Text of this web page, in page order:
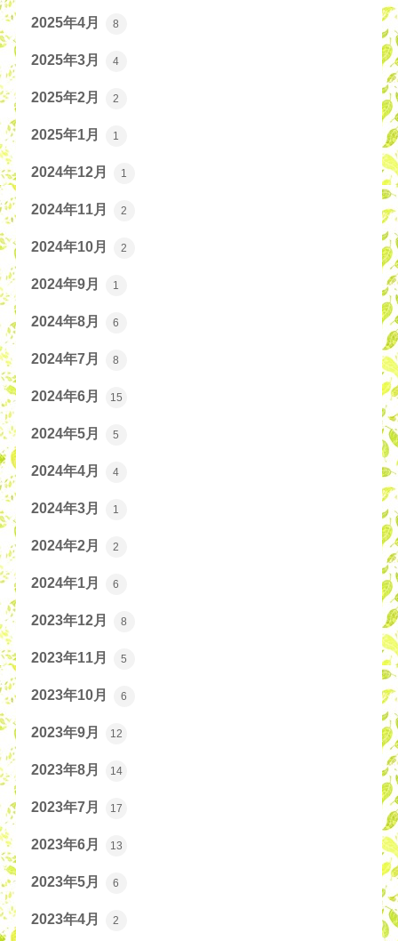
2025年4月 8
2025年3月 4
2025年2月 2
2025年1月 1
2024年12月 1
2024年11月 2
2024年10月 2
2024年9月 1
2024年8月 6
2024年7月 8
2024年6月 15
2024年5月 5
2024年4月 4
2024年3月 1
2024年2月 2
2024年1月 6
2023年12月 8
2023年11月 5
2023年10月 6
2023年9月 12
2023年8月 14
2023年7月 17
2023年6月 13
2023年5月 6
2023年4月 2